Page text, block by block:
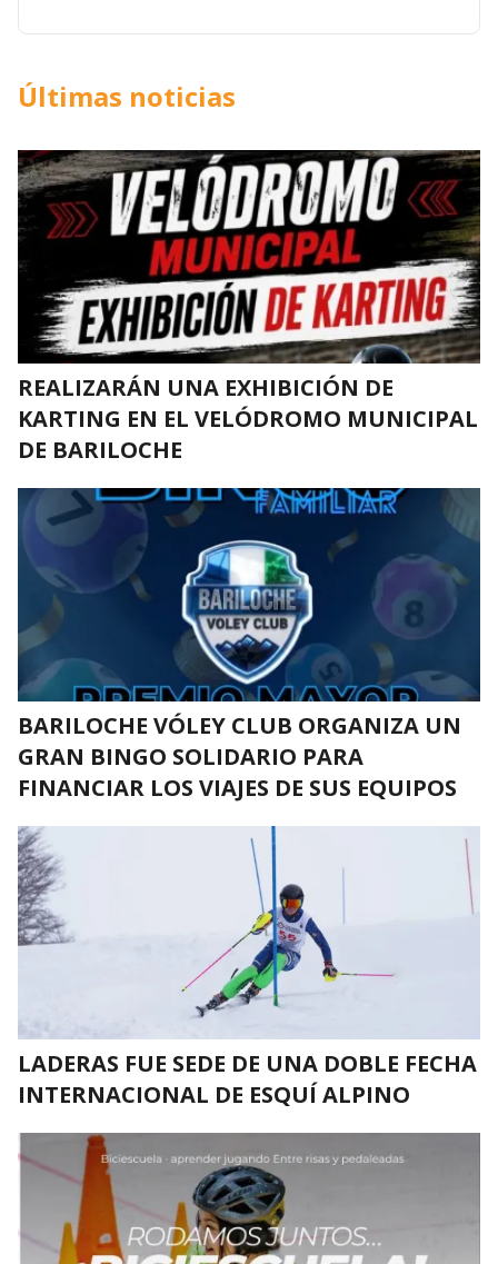
Últimas noticias
REALIZARÁN UNA EXHIBICIÓN DE
KARTING EN EL VELÓDROMO MUNICIPAL
DE BARILOCHE
BARILOCHE VÓLEY CLUB ORGANIZA UN
GRAN BINGO SOLIDARIO PARA
FINANCIAR LOS VIAJES DE SUS EQUIPOS
LADERAS FUE SEDE DE UNA DOBLE FECHA
INTERNACIONAL DE ESQUÍ ALPINO